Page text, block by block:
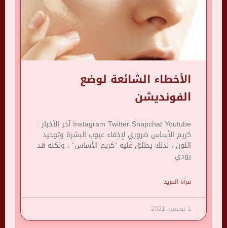
الأخطاء الشائعة لوضع
الفونديشن
Instagram Twitter Snapchat Youtube آخر الأخبار :
كريم الأساس ضروري لإخفاء عيوب البشرة وتوحيد
اللون ، لذلك يطلق عليه “كريم الأساس” ، ولكنه قد
يؤدي
قرأة المزيد
1 نوفمبر، 2021